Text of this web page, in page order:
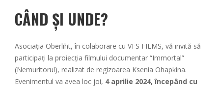
CÂND ȘI UNDE?
Asociația Oberliht, în colaborare cu VFS FILMS, vă invită să
participați la proiecția filmului documentar “Immortal”
(Nemuritorul), realizat de regizoarea Ksenia Ohapkina.
Evenimentul va avea loc joi, 4 aprilie 2024, începând cu